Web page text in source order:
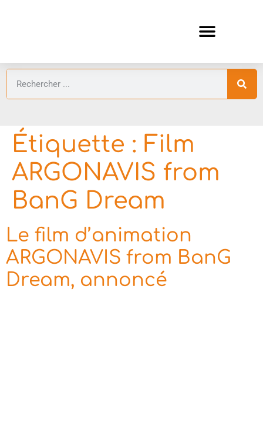
Étiquette : Film
ARGONAVIS from
BanG Dream
Le film d’animation
ARGONAVIS from BanG
Dream, annoncé